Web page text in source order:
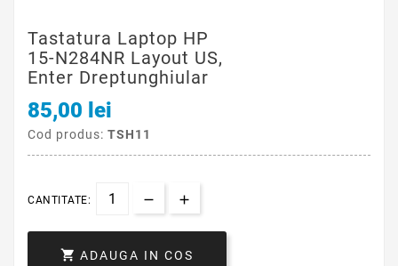
Tastatura Laptop HP
15-N284NR Layout US,
Enter Dreptunghiular
85,00 lei
Cod produs: TSH11
CANTITATE:
 ADAUGA IN COS